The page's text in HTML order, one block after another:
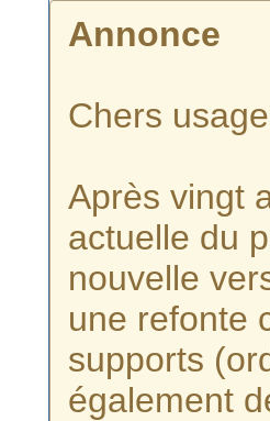
Annonce
Chers
Après vingt
actuelle du
nouvelle
une refonte
supports
également